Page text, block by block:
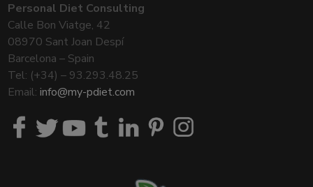
Personal Diet Consulting
Calle Bon Viatge, 42
08970 Sant Joan Despí
Barcelona – Spain
Tel: (+34) – 93.293.48.25
Email:info@my-pdiet.com